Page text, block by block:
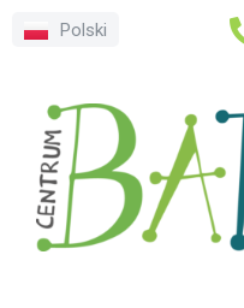
obsah
Polski